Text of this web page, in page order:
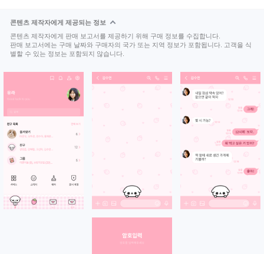
콘텐츠 제작자에게 제공되는 정보
콘텐츠 제작자에게 판매 보고서를 제공하기 위해 구매 정보를 수집합니다.
판매 보고서에는 구매 날짜와 구매자의 국가 또는 지역 정보가 포함됩니다. 고객을 식
별할 수 있는 정보는 포함되지 않습니다.